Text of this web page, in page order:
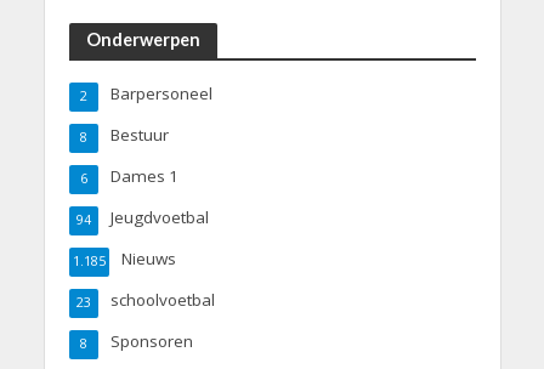
Onderwerpen
Barpersoneel
2
Bestuur
8
Dames 1
6
Jeugdvoetbal
94
Nieuws
1.185
schoolvoetbal
23
Sponsoren
8